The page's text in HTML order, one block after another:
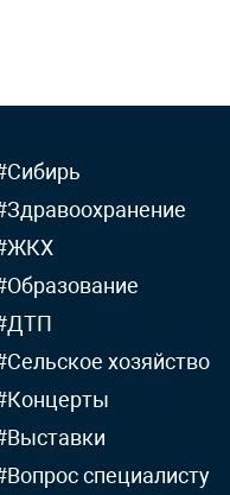
хозяйство
специалисту